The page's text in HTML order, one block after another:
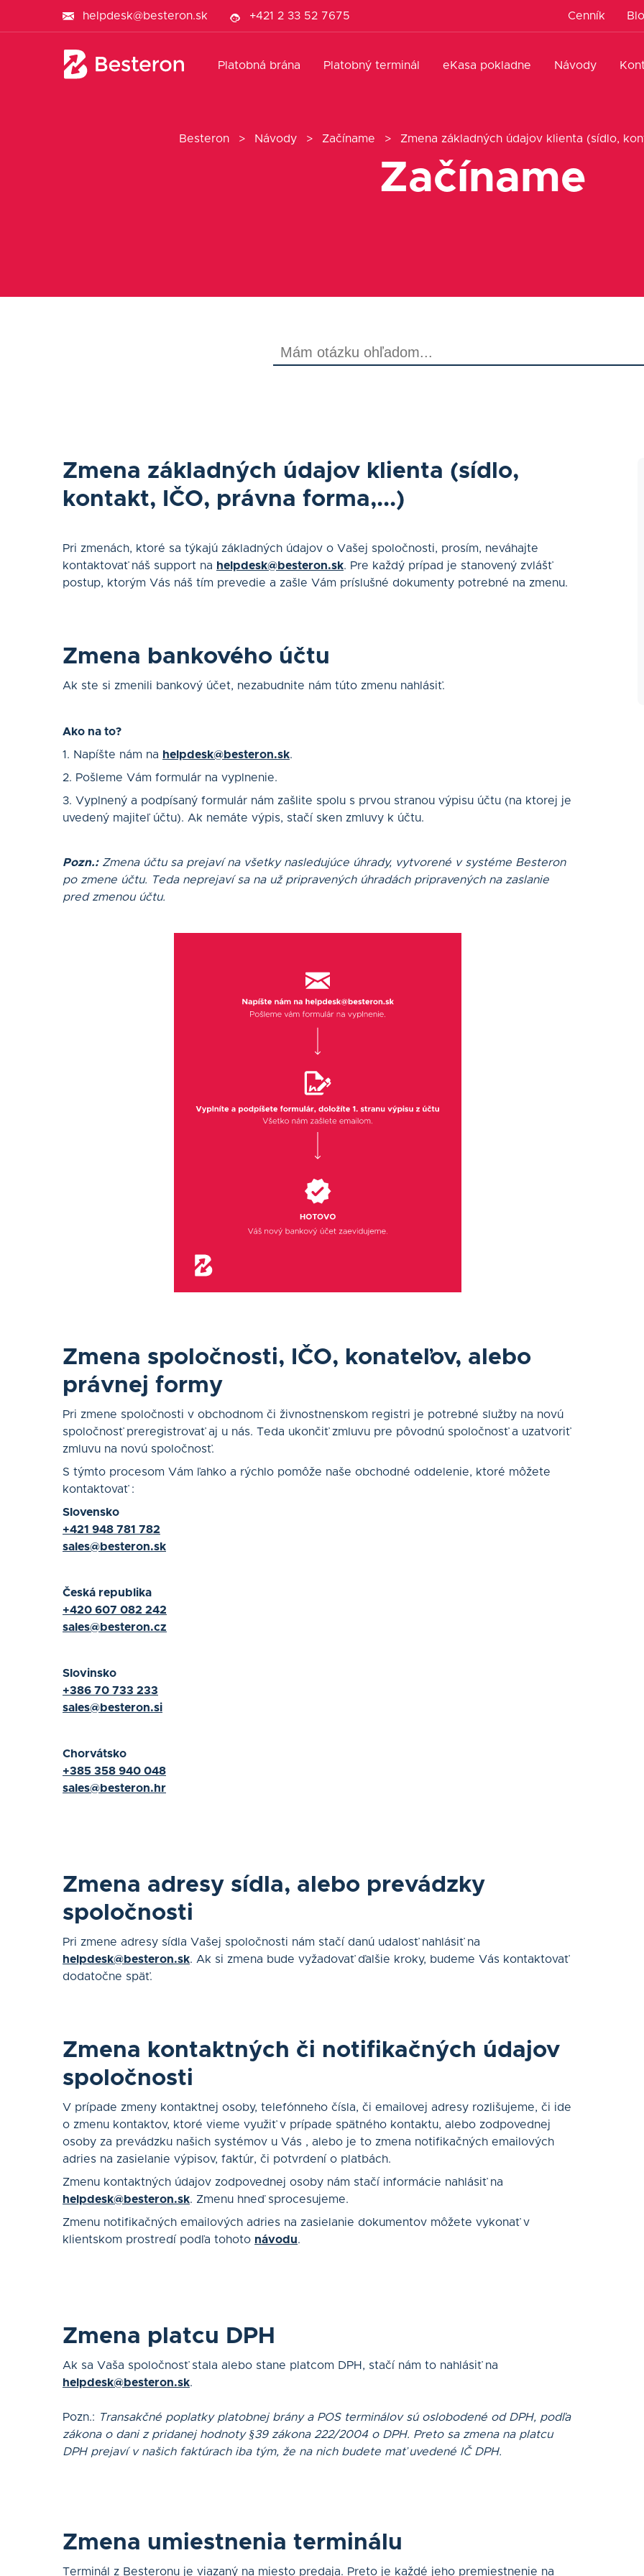
Cenník
helpdesk@besteron.sk +421 2 33 52 7675
Návody
eKasa pokladne
Platobný terminál
Platobná brána
Besteron > Návody > Začíname > Zmena základných údajov klienta (sídlo,
Začíname
Zmena základných údajov klienta (sídlo,
kontakt, IČO, právna forma,...)
Pri zmenách, ktoré sa týkajú základných údajov o Vašej spoločnosti, prosím, neváhajte
kontaktovať náš support na helpdesk@besteron.sk. Pre každý prípad je stanovený zvlášť
postup, ktorým Vás náš tím prevedie a zašle Vám príslušné dokumenty potrebné na zmenu.
Zmena bankového účtu
Ak ste si zmenili bankový účet, nezabudnite nám túto zmenu nahlásiť.
Ako na to?
1. Napíšte nám na helpdesk@besteron.sk.
2. Pošleme Vám formulár na vyplnenie.
3. Vyplnený a podpísaný formulár nám zašlite spolu s prvou stranou výpisu účtu (na ktorej je
uvedený majiteľ účtu). Ak nemáte výpis, stačí sken zmluvy k účtu.
Pozn.:Zmena účtu sa prejaví na všetky nasledujúce úhrady, vytvorené v systéme Besteron
po zmene účtu. Teda neprejaví sa na už pripravených úhradách pripravených na zaslanie
pred zmenou účtu.
Zmena spoločnosti, IČO, konateľov, alebo
právnej formy
Pri zmene spoločnosti v obchodnom či živnostnenskom registri je potrebné služby na novú
spoločnosť preregistrovať aj u nás. Teda ukončiť zmluvu pre pôvodnú spoločnosť a uzatvoriť
zmluvu na novú spoločnosť.
S týmto procesom Vám ľahko a rýchlo pomôže naše obchodné oddelenie, ktoré môžete
kontaktovať :
Slovensko
+421 948 781 782
sales@besteron.sk
Česká republika
+420 607 082 242
sales@besteron.cz
Slovinsko
+386 70 733 233
sales@besteron.si
Chorvátsko
+385 358 940 048
sales@besteron.hr
Zmena adresy sídla, alebo prevádzky
spoločnosti
Pri zmene adresy sídla Vašej spoločnosti nám stačí danú udalosť nahlásiť na
helpdesk@besteron.sk. Ak si zmena bude vyžadovať ďalšie kroky, budeme Vás kontaktovať
dodatočne späť.
Zmena kontaktných či notifikačných údajov
spoločnosti
V prípade zmeny kontaktnej osoby, telefónneho čísla, či emailovej adresy rozlišujeme, či ide
o zmenu kontaktov, ktoré vieme využiť v prípade spätného kontaktu, alebo zodpovednej
osoby za prevádzku našich systémov u Vás , alebo je to zmena notifikačných emailových
adries na zasielanie výpisov, faktúr, či potvrdení o platbách.
Zmenu kontaktných údajov zodpovednej osoby nám stačí informácie nahlásiť na
helpdesk@besteron.sk. Zmenu hneď sprocesujeme.
Zmenu notifikačných emailových adries na zasielanie dokumentov môžete vykonať v
klientskom prostredí podľa tohoto návodu.
Zmena platcu DPH
Ak sa Vaša spoločnosť stala alebo stane platcom DPH, stačí nám to nahlásiť na
helpdesk@besteron.sk.
Pozn.: Transakčné poplatky platobnej brány a POS terminálov sú oslobodené od DPH, podľa
zákona o dani z pridanej hodnoty §39 zákona 222/2004 o DPH. Preto sa zmena na platcu
DPH prejaví v našich faktúrach iba tým, že na nich budete mať uvedené IČ DPH.
Zmena umiestnenia terminálu
Terminál z Besteronu je viazaný na miesto predaja. Preto je každé jeho premiestnenie na